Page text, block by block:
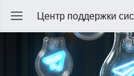
Центр поддержки